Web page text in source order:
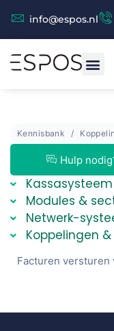
info@espos.nl
Kennisbank
Hulp
Modules &
Netwerk-
Koppelingen
Facturen versturen
Espos Chat (beta